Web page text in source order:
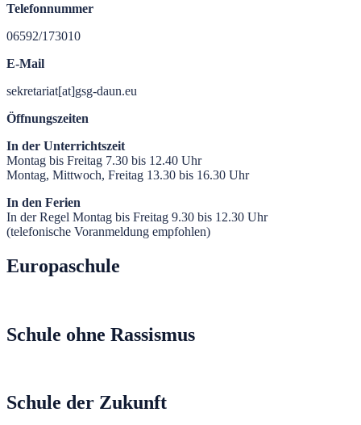
Telefonnummer
06592/173010
E-Mail
sekretariat[at]gsg-daun.eu
Öffnungszeiten
In der Unterrichtszeit
Montag bis Freitag 7.30 bis 12.40 Uhr
Montag, Mittwoch, Freitag 13.30 bis 16.30 Uhr
In den Ferien
In der Regel Montag bis Freitag 9.30 bis 12.30 Uhr
(telefonische Voranmeldung empfohlen)
Europaschule
Schule ohne Rassismus
Schule der Zukunft